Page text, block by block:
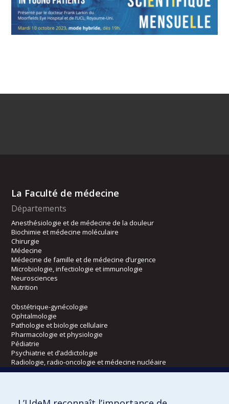
La Faculté de médecine
Départements
Anesthésiologie et de médecine de la douleur
Biochimie et médecine moléculaire
Chirurgie
Médecine
Médecine de famille et de médecine d’urgence
Microbiologie, infectiologie et immunologie
Neurosciences
Nutrition
Obstétrique-gynécologie
Ophtalmologie
Pathologie et biologie cellulaire
Pharmacologie et physiologie
Pédiatrie
Psychiatrie et d’addictologie
Radiologie, radio-oncologie et médecine nucléaire